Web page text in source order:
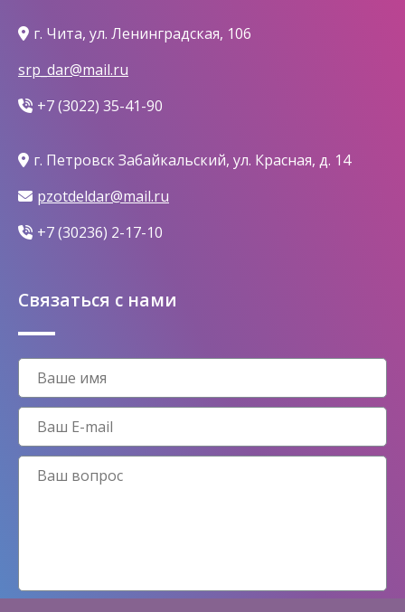
г. Чита, ул. Ленинградская, 106
srp_dar@mail.ru
+7 (3022) 35-41-90
г. Петровск Забайкальский, ул. Красная, д. 14
pzotdeldar@mail.ru
+7 (30236) 2-17-10
Связаться с нами